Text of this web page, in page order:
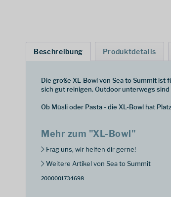
Beschreibung Produktdetails
Die große XL-Bowl von Sea to Summit ist
sich gut reinigen. Outdoor unterwegs sind
Ob Müsli oder Pasta - die XL-Bowl hat
Mehr zum "XL-Bowl"
Frag uns, wir helfen dir gerne!
Weitere Artikel von Sea to Summit
2000001734698